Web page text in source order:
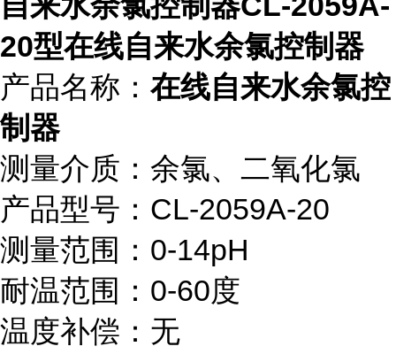
20型在线自来水余氯控制器
产品名称： 在线自来水余氯控
制器
测量介质：余氯、二氧化氯
产品型号：CL-2059A-20
测量范围：0-14pH
耐温范围：0-60度
温度补偿：无